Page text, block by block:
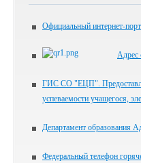
Официальный интернет-
ГИС СО "ЕЦП".
успеваемости учащегося,
Департамент образования
Федеральный телефон